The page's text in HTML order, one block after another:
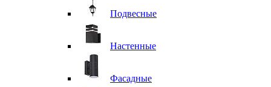
Подвесные
Настенные
Фасадные